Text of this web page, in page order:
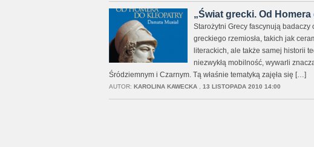
„Świat grecki. Od
Starożytni Grecy fascynują
greckiego rzemiosła, takich jak
literackich, ale także samej historii
niezwykłą mobilność, wywarli
Śródziemnym i Czarnym. Tą właśnie tematyką zajęła się […]
AUTOR: KAROLINA KAWECKA, 13 LISTOPADA 2010 14:00